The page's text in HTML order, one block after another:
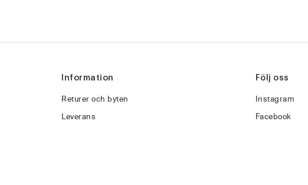
Information
Returer och byten
Leverans
Följ oss
Instagram
Facebook